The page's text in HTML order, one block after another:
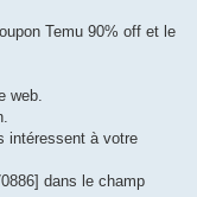
Temu 90% off et le
web.
intéressent à votre
dans le champ